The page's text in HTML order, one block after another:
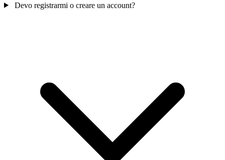
Devo registrarmi o creare un account?